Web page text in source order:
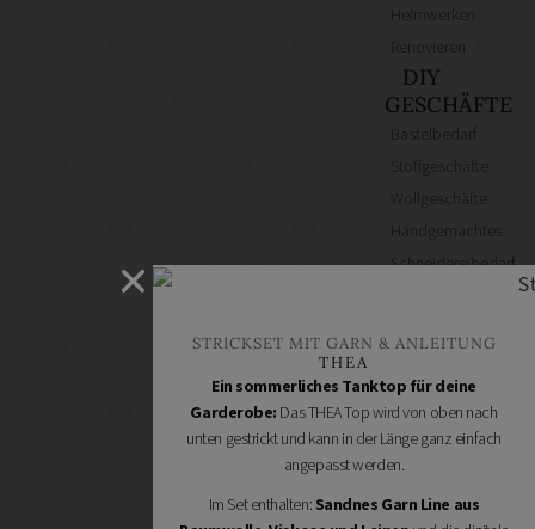
Heimwerken
DIY
GESCHÄFTE
Bastelbedarf
Stoffgeschäfte
Wollgeschäfte
Handgemachtes
Schneidereibedarf
Handarbeitszubehör
Online
Shops
Schmuckzubehör
Nähmaschinen
STRICKSET MIT GARN & ANLEITUNG
THEA
Ein sommerliches Tanktop für deine
Garderobe: Das THEA Top wird von oben nach
unten gestrickt und kann in der Länge ganz einfach
angepasst werden.
Im Set enthalten: Sandnes Garn Line aus